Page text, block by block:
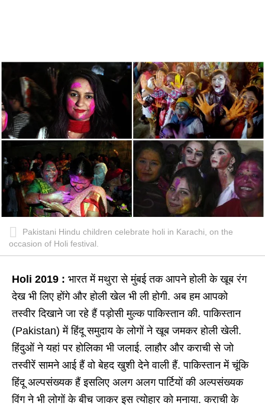
Pakistani Hindu children celebrate holi in Karachi, on the
occasion of Holi festival.
Holi 2019 : भारत में मथुरा से मुंबई तक आपने होली के खूब रंग
देख भी लिए होंगे और होली खेल भी ली होगी. अब हम आपको
तस्वीर दिखाने जा रहे हैं पड़ोसी मुल्क पाकिस्तान की. पाकिस्तान
(Pakistan) में हिंदू समुदाय के लोगों ने खूब जमकर होली खेली.
हिंदुओं ने यहां पर होलिका भी जलाई. लाहौर और कराची से जो
तस्वीरें सामने आई हैं वो बेहद खुशी देने वाली हैं. पाकिस्तान में चूंकि
हिंदू अल्पसंख्यक हैं इसलिए अलग अलग पार्टियों की अल्पसंख्यक
विंग ने भी लोगों के बीच जाकर इस त्योहार को मनाया. कराची के